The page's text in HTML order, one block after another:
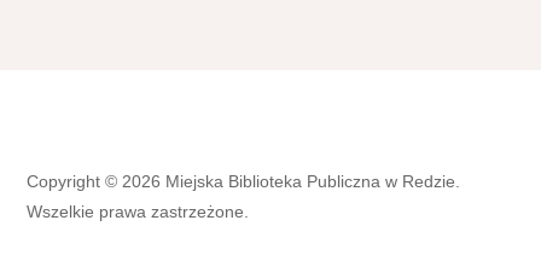
Copyright © 2026 Miejska Biblioteka Publiczna w Redzie.
Wszelkie prawa zastrzeżone.